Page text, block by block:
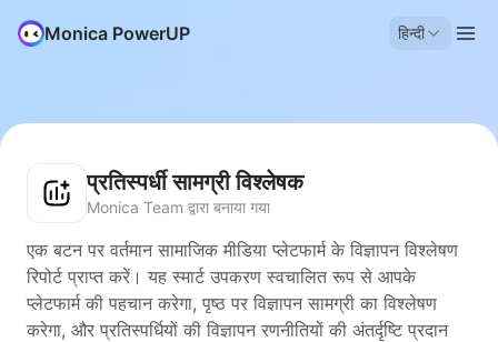
Monica PowerUP हिन्दी
प्रतिस्पर्धी सामग्री विश्लेषक
Monica Team द्वारा बनाया गया
एक बटन पर वर्तमान सामाजिक मीडिया प्लेटफार्म के विज्ञापन विश्लेषण
रिपोर्ट प्राप्त करें। यह स्मार्ट उपकरण स्वचालित रूप से आपके
प्लेटफार्म की पहचान करेगा, पृष्ठ पर विज्ञापन सामग्री का विश्लेषण
करेगा, और प्रतिस्पर्धियों की विज्ञापन रणनीतियों की अंतर्दृष्टि प्रदान